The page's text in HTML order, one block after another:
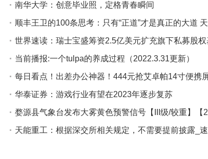
南华大学：创意毕业照，定格青春瞬间
顺丰王卫的100条思考：只有“正道”才是真正的大道
世界速读：瑞士宝盛筹资2.5亿美元扩充旗下私募股权
当前播报:一个tulpa的养成过程（2022.3.31更新）
每日看点！出差办公神器！444元抢艾卓帕14寸便携
华泰证券：游戏行业有望在2023年逐步复苏
婺源县气象台发布大雾黄色预警信号【III级/较重】【
天能重工：根据深交所相关规定，不需要提前披露_